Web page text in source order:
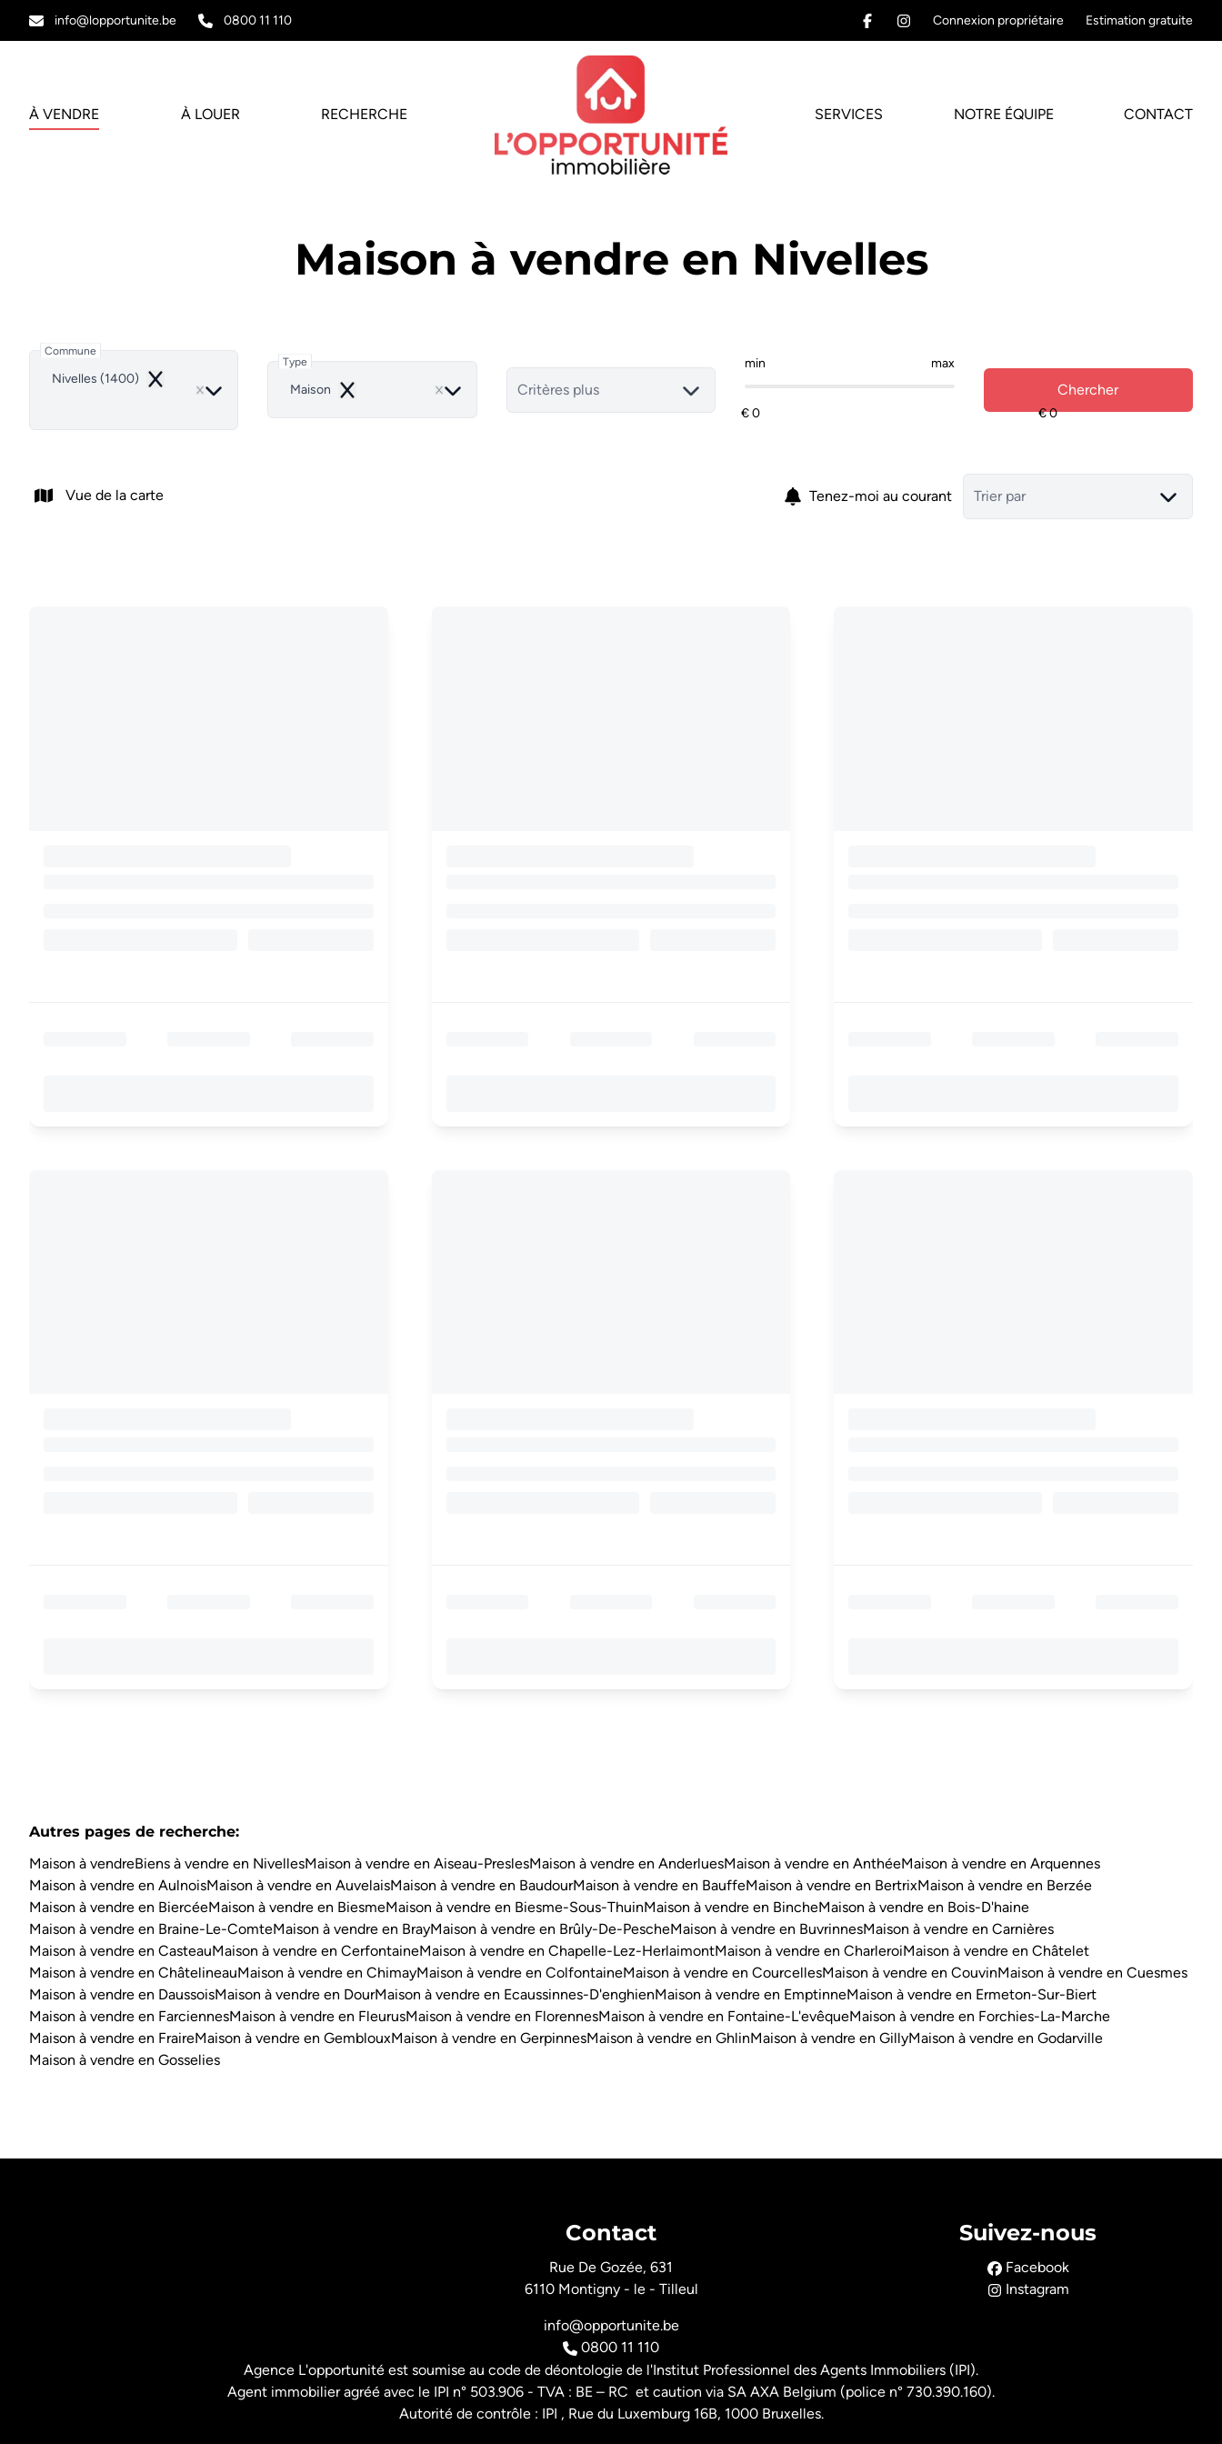
info@lopportunite.be 0800 11 110 Connexion propriétaire Estimation gratuite
À VENDRE À LOUER RECHERCHE SERVICES NOTRE ÉQUIPE CONTACT
Maison à vendre en Nivelles
Commune
Nivelles (1400)
Remove
Type
Maison
Remove Critères plus
min max
Chercher
Vue de la carte Tenez-moi au courant Trier par
Autres pages de recherche:
Maison à vendreBiens à vendre en NivellesMaison à vendre en Aiseau-PreslesMaison à vendre en AnderluesMaison à vendre en AnthéeMaison à vendre en Arquennes
Maison à vendre en AulnoisMaison à vendre en AuvelaisMaison à vendre en BaudourMaison à vendre en BauffeMaison à vendre en BertrixMaison à vendre en Berzée
Maison à vendre en BiercéeMaison à vendre en BiesmeMaison à vendre en Biesme-Sous-ThuinMaison à vendre en BincheMaison à vendre en Bois-D'haine
Maison à vendre en Braine-Le-ComteMaison à vendre en BrayMaison à vendre en Brûly-De-PescheMaison à vendre en BuvrinnesMaison à vendre en Carnières
Maison à vendre en CasteauMaison à vendre en CerfontaineMaison à vendre en Chapelle-Lez-HerlaimontMaison à vendre en CharleroiMaison à vendre en Châtelet
Maison à vendre en ChâtelineauMaison à vendre en ChimayMaison à vendre en ColfontaineMaison à vendre en CourcellesMaison à vendre en CouvinMaison à vendre en Cuesmes
Maison à vendre en DaussoisMaison à vendre en DourMaison à vendre en Ecaussinnes-D'enghienMaison à vendre en EmptinneMaison à vendre en Ermeton-Sur-Biert
Maison à vendre en FarciennesMaison à vendre en FleurusMaison à vendre en FlorennesMaison à vendre en Fontaine-L'evêqueMaison à vendre en Forchies-La-Marche
Maison à vendre en FraireMaison à vendre en GemblouxMaison à vendre en GerpinnesMaison à vendre en GhlinMaison à vendre en GillyMaison à vendre en Godarville
Maison à vendre en Gosselies
Contact
Rue De Gozée, 631
6110 Montigny - le - Tilleul
info@opportunite.be
0800 11 110
Suivez-nous
Facebook
Instagram
Agence L'opportunité est soumise au code de déontologie de l'Institut Professionnel des Agents Immobiliers (IPI).
Agent immobilier agréé avec le IPI n° 503.906 - TVA : BE – RC et caution via SA AXA Belgium (police n° 730.390.160).
Autorité de contrôle : IPI , Rue du Luxemburg 16B, 1000 Bruxelles.